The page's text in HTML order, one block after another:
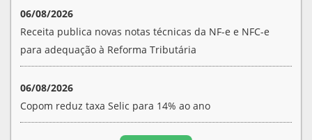
06/08/2026
Receita publica novas notas técnicas da NF-e e NFC-e
para adequação à Reforma Tributária
06/08/2026
Copom reduz taxa Selic para 14% ao ano